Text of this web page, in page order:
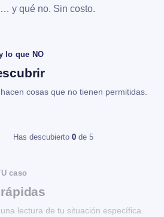
y qué no. Sin costo.
lo que NO
cosas que no tienen permitidas.
Has descubierto 0 de 5
caso
lectura de tu situación específica.